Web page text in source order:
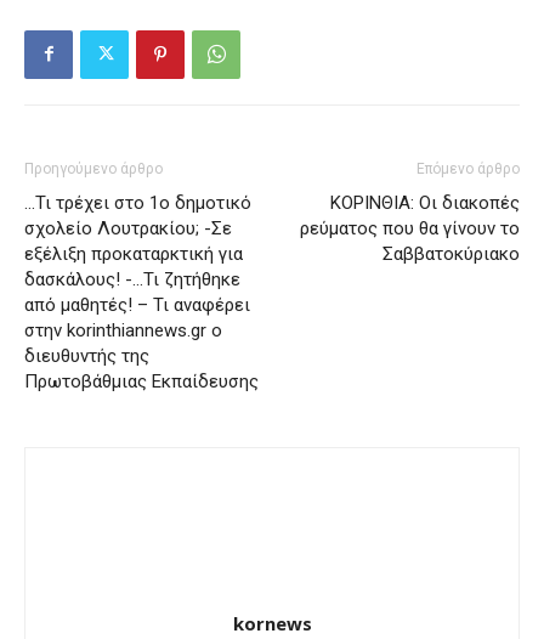
Προηγούμενο άρθρο
…Τι τρέχει στο 1ο δημοτικό
σχολείο Λουτρακίου; -Σε
εξέλιξη προκαταρκτική για
δασκάλους! -…Τι ζητήθηκε
από μαθητές! – Τι αναφέρει
στην korinthiannews.gr ο
διευθυντής της
Πρωτοβάθμιας Εκπαίδευσης
Επόμενο άρθρο
ΚΟΡΙΝΘΙΑ: Οι διακοπές
ρεύματος που θα γίνουν το
Σαββατοκύριακο
kornews